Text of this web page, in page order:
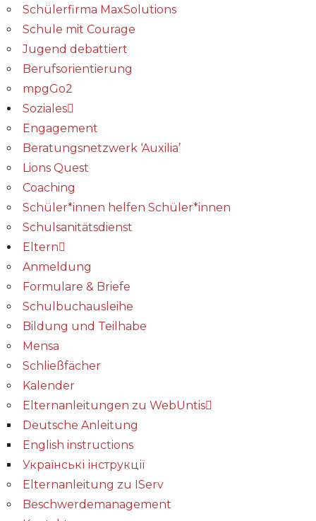
Schülerfirma MaxSolutions
Schule mit Courage
Jugend debattiert
Berufsorientierung
mpgGo2
Soziales
Engagement
Beratungsnetzwerk ‘Auxilia’
Lions Quest
Coaching
Schüler*innen helfen Schüler*innen
Schulsanitätsdienst
Eltern
Anmeldung
Formulare & Briefe
Schulbuchausleihe
Bildung und Teilhabe
Mensa
Schließfächer
Kalender
Elternanleitungen zu WebUntis
Deutsche Anleitung
English instructions
Українські інструкції
Elternanleitung zu IServ
Beschwerdemanagement